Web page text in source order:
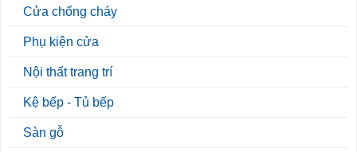
Cửa chống cháy
Phụ kiện cửa
Nội thất trang trí
Kệ bếp - Tủ bếp
Sàn gỗ